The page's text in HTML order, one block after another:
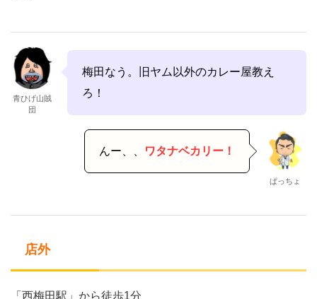
青ひげ山賊
団
梅田なう。旧ヤム以外のカレー屋教え
ろ！
んー、、 ワタナベカリー！
ぱっちょ
店外
「西梅田駅」から徒歩1分